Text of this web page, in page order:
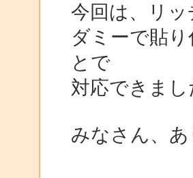
今回は、リッ
ダミーで貼
とで
対応できまし
みなさん、